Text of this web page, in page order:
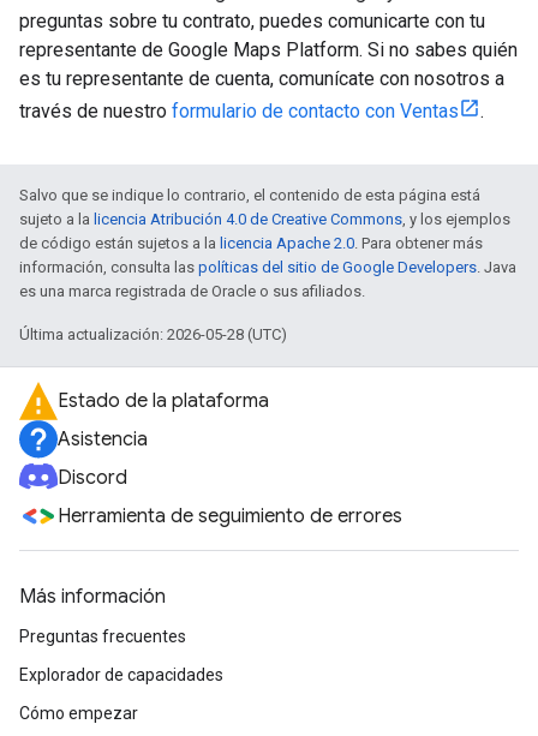
preguntas sobre tu contrato, puedes comunicarte con tu
representante de Google Maps Platform. Si no sabes quién
es tu representante de cuenta, comunícate con nosotros a
través de nuestro formulario de contacto con Ventas .
Salvo que se indique lo contrario, el contenido de esta página está
sujeto a la licencia Atribución 4.0 de Creative Commons, y los ejemplos
de código están sujetos a la licencia Apache 2.0. Para obtener más
información, consulta las políticas del sitio de Google Developers. Java
es una marca registrada de Oracle o sus afiliados.
Última actualización: 2026-05-28 (UTC)
Estado de la plataforma
Asistencia
Discord
Herramienta de seguimiento de errores
Más información
Preguntas frecuentes
Explorador de capacidades
Cómo empezar